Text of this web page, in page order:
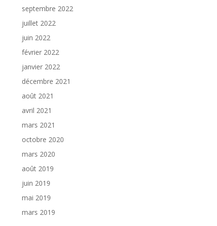
septembre 2022
juillet 2022
juin 2022
février 2022
janvier 2022
décembre 2021
août 2021
avril 2021
mars 2021
octobre 2020
mars 2020
août 2019
juin 2019
mai 2019
mars 2019